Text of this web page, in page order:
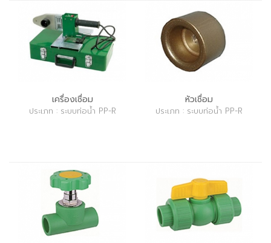
เครื่องเชื่อม
ประเภท : ระบบท่อน้ำ PP-R
หัวเชื่อม
ประเภท : ระบบท่อน้ำ PP-R